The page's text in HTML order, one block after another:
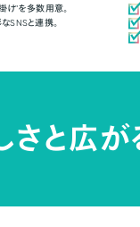
け"を多数用意。
SNSと連携。
さと広が